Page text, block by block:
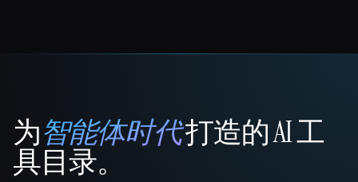
That AI Collection
为智能体时代打造的 AI 工
具目录。